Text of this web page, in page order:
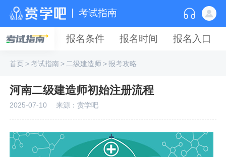
考试指南
报名条件 报名时间 报名入口
首页>考试指南> 二级建造师>报考攻略
河南二级建造师初始注册流程
2025-07-10 来源：赏学吧